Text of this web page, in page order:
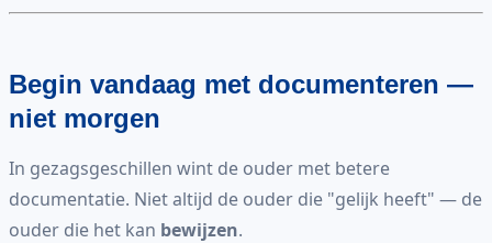
Begin vandaag met documenteren —
niet morgen
In gezagsgeschillen wint de ouder met betere
documentatie. Niet altijd de ouder die "gelijk heeft" — de
ouder die het kan bewijzen.